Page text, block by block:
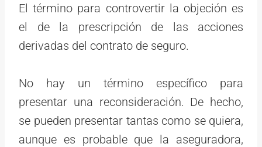
El término para controvertir la objeción es
el de la prescripción de las acciones
derivadas del contrato de seguro.
No hay un término específico para
presentar una reconsideración. De hecho,
se pueden presentar tantas como se quiera,
aunque es probable que la aseguradora,